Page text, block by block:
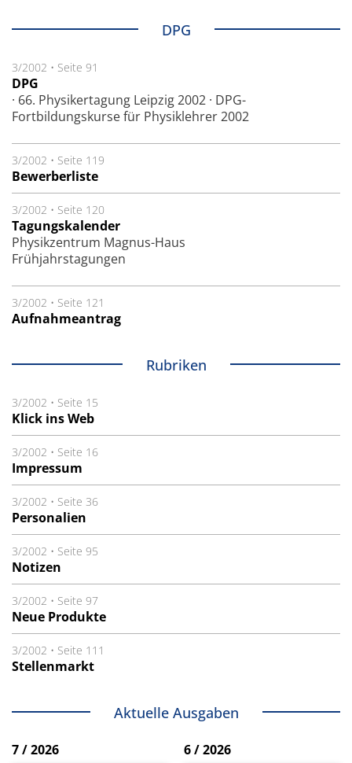
DPG
3/2002 • Seite 91
DPG
· 66. Physikertagung Leipzig 2002 · DPG-
Fortbildungskurse für Physiklehrer 2002
3/2002 • Seite 119
Bewerberliste
3/2002 • Seite 120
Tagungskalender
Physikzentrum Magnus-Haus
Frühjahrstagungen
3/2002 • Seite 121
Aufnahmeantrag
Rubriken
3/2002 • Seite 15
Klick ins Web
3/2002 • Seite 16
Impressum
3/2002 • Seite 36
Personalien
3/2002 • Seite 95
Notizen
3/2002 • Seite 97
Neue Produkte
3/2002 • Seite 111
Stellenmarkt
Aktuelle Ausgaben
7 / 2026 6 / 2026